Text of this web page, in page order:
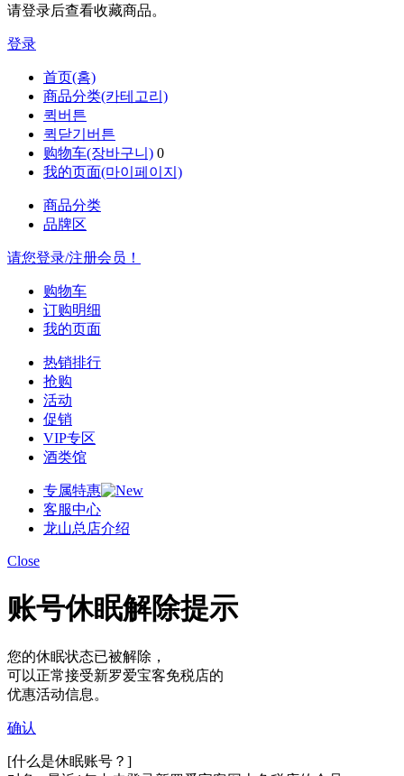
请登录后查看收藏商品。
登录
首页(홈)
商品分类(카테고리)
퀵버튼
퀵닫기버튼
购物车(장바구니) 0
我的页面(마이페이지)
商品分类
品牌区
请您登录/注册会员！
购物车
订购明细
我的页面
热销排行
抢购
活动
促销
VIP专区
酒类馆
专属特惠
客服中心
龙山总店介绍
Close
账号休眠解除提示
您的休眠状态已被解除，
可以正常接受新罗爱宝客免税店的
优惠活动信息。
确认
[什么是休眠账号？]